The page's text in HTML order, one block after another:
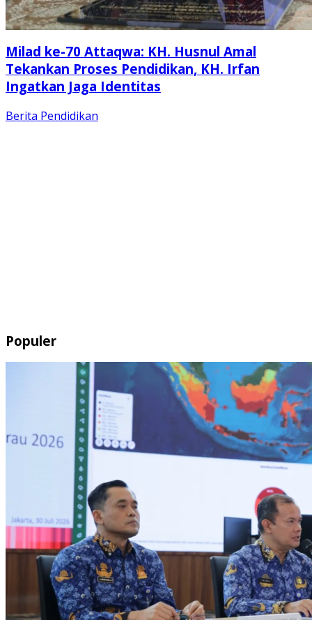
Milad ke-70 Attaqwa: KH. Husnul Amal
Tekankan Proses Pendidikan, KH. Irfan
Ingatkan Jaga Identitas
Berita Pendidikan
Populer